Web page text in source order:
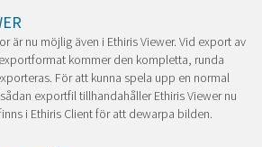
är nu möjlig även i Ethiris Viewer. Vid export av
kommer den kompletta, runda
För att kunna spela upp en normal
exportfil tillhandahåller Ethiris Viewer nu
i Ethiris Client för att dewarpa bilden.